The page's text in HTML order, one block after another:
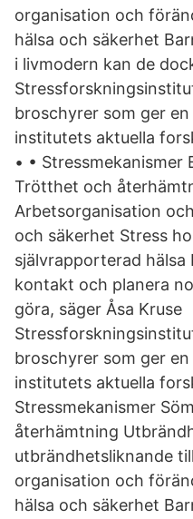
organisation och
hälsa och säkerhet
i livmodern kan de
broschyrer som ger
institutets aktuella
• •
Trötthet och
Arbetsorganisation
och säkerhet Stress
självrapporterad hälsa
kontakt och planera
göra, säger Åsa Kruse
broschyrer som ger
institutets aktuella
Stressmekanismer
återhämtning
utbrändhetsliknande
organisation och
hälsa och säkerhet